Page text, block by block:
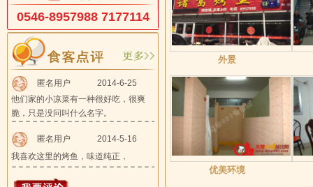
0546-8957988 7177114
匿名用户
2014-6-25
他们家的小凉菜有一种很好吃，很爽
脆，只是没问叫什么名字。
匿名用户
2014-5-16
我喜欢这里的烤鱼，味道纯正，
外景
优美环境